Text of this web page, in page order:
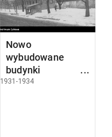
Nowo
wybudowane
budynki w
Częstochowie
1931-1934